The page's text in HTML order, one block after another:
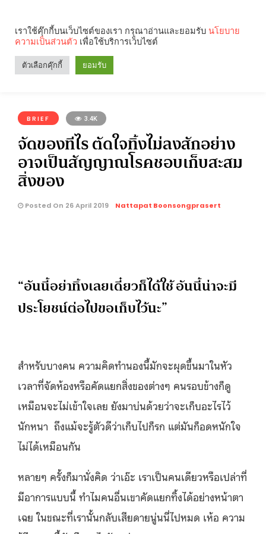
Search
BRIEF 3.4K
จัดของทีไร ตัดใจทิ้งไม่ลงสักอย่าง
อาจเป็นสัญญาณโรคชอบเก็บสะสม
สิ่งของ
Posted On 26 April 2019 Nattapat Boonsongprasert
“อันนี้อย่าทิ้งเลยเดี๋ยวก็ได้ใช้ อันนี้น่าจะมี
ประโยชน์ต่อไปขอเก็บไว้นะ”
สำหรับบางคน ความคิดทำนองนี้มักจะผุดขึ้นมาในหัว
เวลาที่จัดห้องหรือคัดแยกสิ่งของต่างๆ คนรอบข้างก็ดู
เหมือนจะไม่เข้าใจเลย ยังมาบ่นด้วยว่าจะเก็บอะไรไว้
นักหนา ถึงแม้จะรู้ตัวดีว่าเก็บไปก็รก แต่มันก็อดหนักใจ
ไม่ได้เหมือนกัน
หลายๆ ครั้งก็มานั่งคิด ว่าเอ๊ะ เราเป็นคนเดียวหรือเปล่าที่
มีอาการแบบนี้ ทำไมคนอื่นเขาคัดแยกทิ้งได้อย่างหน้าตา
เฉย ในขณะที่เรานั้นกลับเสียดายนู่นนี่ไปหมด เห้อ ความ
เราใช้คุ๊กกี้บนเว็บไซต์ของเรา กรุณาอ่านและยอมรับ นโยบาย
ความเป็นส่วนตัว เพื่อใช้บริการเว็บไซต์
ตัวเลือกคุ๊กกี้ ยอมรับ